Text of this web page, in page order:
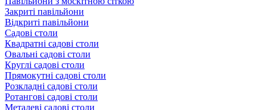
Закриті павільйони
Відкриті павільйони
Садові столи
Квадратні садові столи
Овальні садові столи
Круглі садові столи
Прямокутні садові столи
Розкладні садові столи
Ротангові садові столи
Металеві садові столи